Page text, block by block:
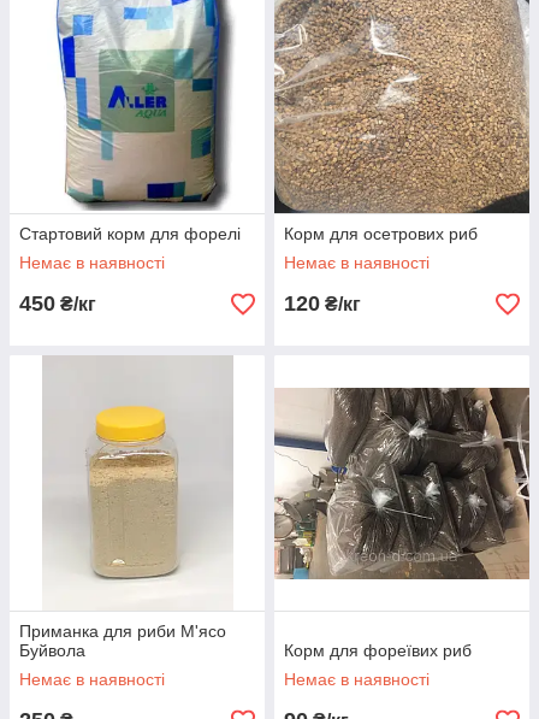
Стартовий корм для форелі
Немає в наявності
450 ₴/кг
Корм для осетрових риб
Немає в наявності
120 ₴/кг
Приманка для риби М'ясо
Буйвола
Немає в наявності
Корм для фореївих риб
Немає в наявності